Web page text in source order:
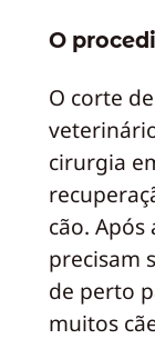
O
O corte
cirurgia
cão.
precisam
de perto
muitos